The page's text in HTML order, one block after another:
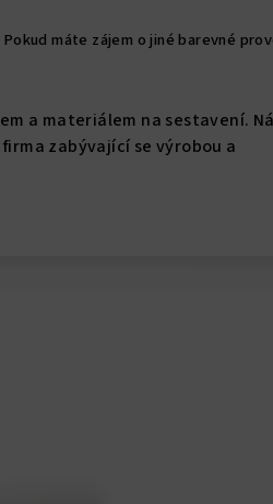
Pokud máte zájem o jiné barevné
a materiálem na sestavení.
zabývající se výrobou a